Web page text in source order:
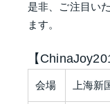
是非、ご注目い
ます。
【
会場 上海新